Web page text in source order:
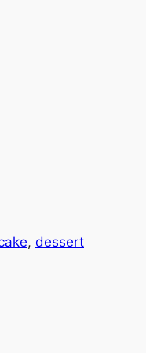
, dessert